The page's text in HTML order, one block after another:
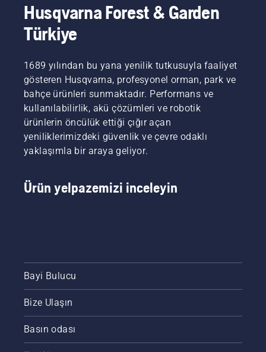
ek olarak ormancılık baretleri, kulak koruyucular,
güvenlik gözlükleri, motorlu testere ceketleri,
motorlu testere botları, motorlu testere eldivenleri
Husqvarna Forest & Garden
Türkiye
1689 yılından bu yana yenilik tutkusuyla faaliyet
gösteren Husqvarna, profesyonel orman, park ve
bahçe ürünleri sunmaktadır. Performans ve
kullanılabilirlik, akü çözümleri ve robotik
ürünlerin öncülük ettiği çığır açan
yeniliklerimizdeki güvenlik ve çevre odaklı
yaklaşımla bir araya geliyor.
Ürün yelpazemizi inceleyin
Bayi Bulucu
Bize Ulaşın
Basın odası